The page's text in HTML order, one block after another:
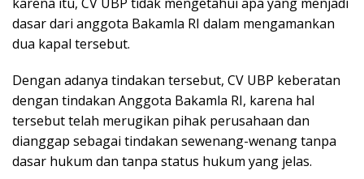
dasar dari anggota Bakamla RI dalam mengamankan
dua kapal tersebut.
Dengan adanya tindakan tersebut, CV UBP keberatan
dengan tindakan Anggota Bakamla RI, karena hal
tersebut telah merugikan pihak perusahaan dan
dianggap sebagai tindakan sewenang-wenang tanpa
dasar hukum dan tanpa status hukum yang jelas.